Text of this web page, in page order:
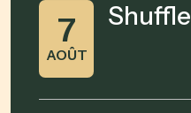
7
AOÛT